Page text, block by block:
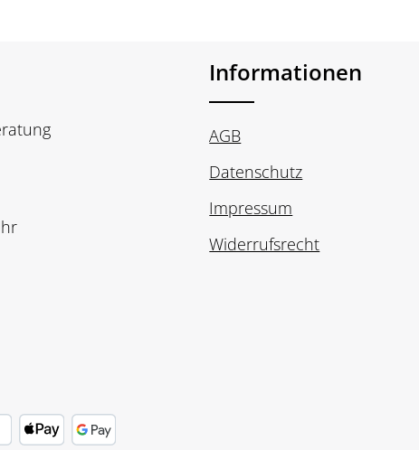
Informationen
AGB
Datenschutz
Impressum
Widerrufsrecht